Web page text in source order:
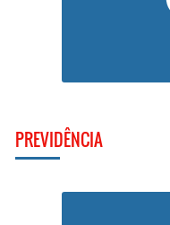
PREVIDÊNCIA